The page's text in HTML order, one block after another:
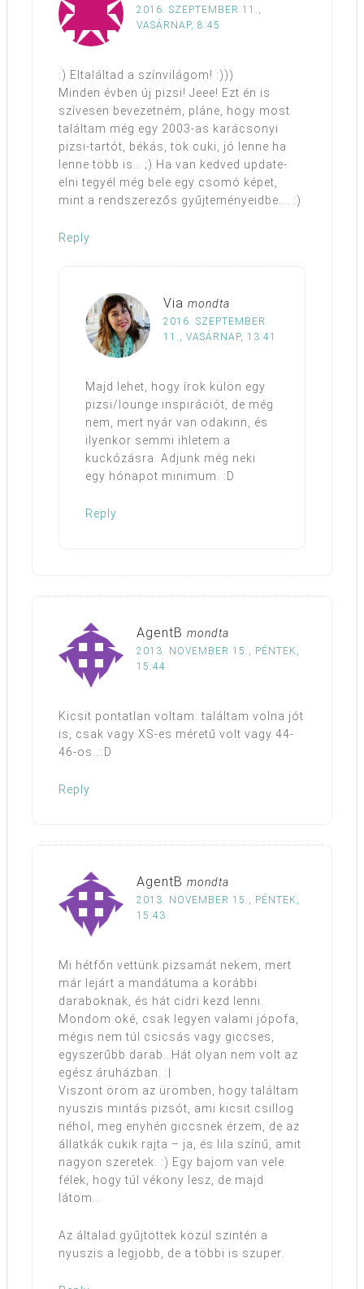
2016. SZEPTEMBER 11.,
VASÁRNAP, 8:45
:) Eltaláltad a színvilágom! :)))
Minden évben új pizsi! Jeee! Ezt én is
szívesen bevezetném, pláne, hogy most
találtam még egy 2003-as karácsonyi
pizsi-tartót, békás, tök cuki, jó lenne ha
lenne több is… ;) Ha van kedved update-
elni tegyél még bele egy csomó képet,
mint a rendszerezős gyűjteményeidbe…. :)
Reply
Via mondta
2016. SZEPTEMBER
11., VASÁRNAP, 13:41
Majd lehet, hogy írok külön egy
pizsi/lounge inspirációt, de még
nem, mert nyár van odakinn, és
ilyenkor semmi ihletem a
kuckózásra. Adjunk még neki
egy hónapot minimum. :D
Reply
AgentB mondta
2013. NOVEMBER 15., PÉNTEK,
15:44
Kicsit pontatlan voltam: találtam volna jót
is, csak vagy XS-es méretű volt vagy 44-
46-os…:D
Reply
AgentB mondta
2013. NOVEMBER 15., PÉNTEK,
15:43
Mi hétfőn vettünk pizsamát nekem, mert
már lejárt a mandátuma a korábbi
daraboknak, és hát cidri kezd lenni.
Mondom oké, csak legyen valami jópofa,
mégis nem túl csicsás vagy giccses,
egyszerűbb darab…Hát olyan nem volt az
egész áruházban. :|
Viszont öröm az ürömben, hogy találtam
nyuszis mintás pizsót, ami kicsit csillog
néhol, meg enyhén giccsnek érzem, de az
állatkák cukik rajta – ja, és lila színű, amit
nagyon szeretek. :) Egy bajom van vele:
félek, hogy túl vékony lesz, de majd
látom…
Az általad gyűjtöttek közül szintén a
nyuszis a legjobb, de a többi is szuper.